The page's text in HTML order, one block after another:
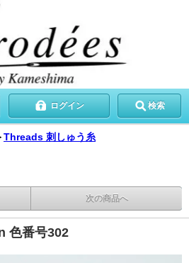
ログイン 検索
Threads 刺しゅう糸
次の商品へ
色番号302